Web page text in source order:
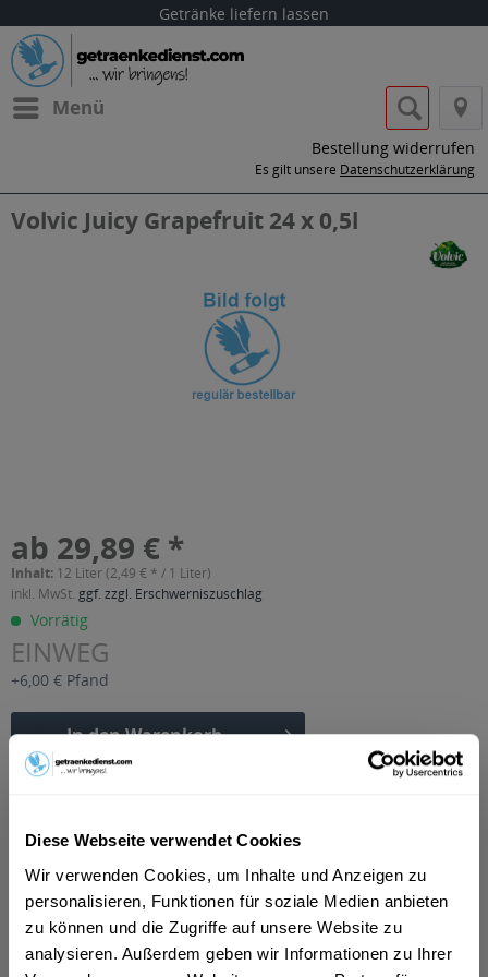
Diese Webseite verwendet Cookies
Wir verwenden Cookies, um Inhalte und Anzeigen zu
personalisieren, Funktionen für soziale Medien anbieten
zu können und die Zugriffe auf unsere Website zu
analysieren. Außerdem geben wir Informationen zu Ihrer
Getränke liefern lassen
Menü
Bestellung widerrufen
Es gilt unsere Datenschutzerklärung
Volvic Juicy Grapefruit 24 x 0,5l
ab 29,89 € *
Inhalt: 12 Liter (2,49 € * / 1 Liter)
inkl. MwSt. ggf. zzgl. Erschwerniszuschlag
Vorrätig
EINWEG
+6,00 € Pfand
In denWarenkorb
mehr
"Volvic Juicy Grapefruit 24 x 0,5l"
Geschmacksrichtung:
Grapefruit